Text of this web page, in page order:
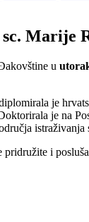
Marije
u
je
je na
pridružite i